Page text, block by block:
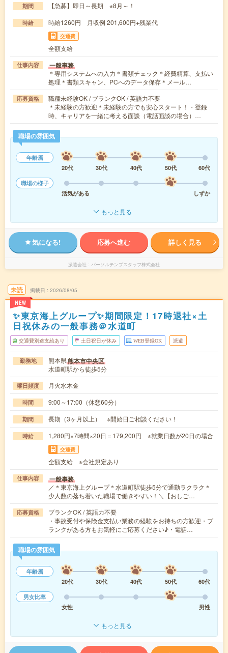
期間 【急募】即日～長期 ※8月～！
時給 時給1260円 月収例 201,600円+残業代
交通費
全額支給
仕事内容 一般事務
＊専用システムへの入力＊書類チェック＊経費精算、支払い
処理＊書類スキャン、PCへのデータ保存＊メール…
応募資格
職種未経験OK / ブランクOK / 英語力不要
＊未経験の方歓迎＊未経験の方でも安心スタート！・登録
時、キャリアを一緒に考える面談（電話面談の場合）…
職場の雰囲気
年齢層
20代
30代 40代 50代
60代
職場の様子
活気がある
しずか
もっと見る
気になる! 応募へ進む 詳しく見る
派遣会社 パーソルテンプスタッフ株式会社
未読
NEW
掲載日 2026/08/05
✨東京海上グループ✨期間限定！17時退社×土
日祝休みの一般事務＠水道町
交通費別途支給あり 土日祝日が休み WEB登録OK 派遣
勤務地 熊本県熊本市中央区
水道町駅から徒歩5分
曜日頻度 月火水木金
時間 9:00～17:00（休憩60分）
期間 長期（3ヶ月以上） ※開始日ご相談ください！
時給 1,280円×7時間×20日＝179,200円 ※就業日数が20日の場合
交通費
全額支給 ※会社規定あり
仕事内容 一般事務
／＊東京海上グループ＊水道町駅徒歩5分で通勤ラクラク＊
少人数の落ち着いた職場で働きやすい！＼【おしご…
応募資格
ブランクOK / 英語力不要
・事故受付や保険金支払い業務の経験をお持ちの方歓迎・ブ
ランクがある方もお気軽にご応募ください♪・電話…
職場の雰囲気
年齢層
20代
30代 40代 50代
60代
男女比率
女性
男性
もっと見る